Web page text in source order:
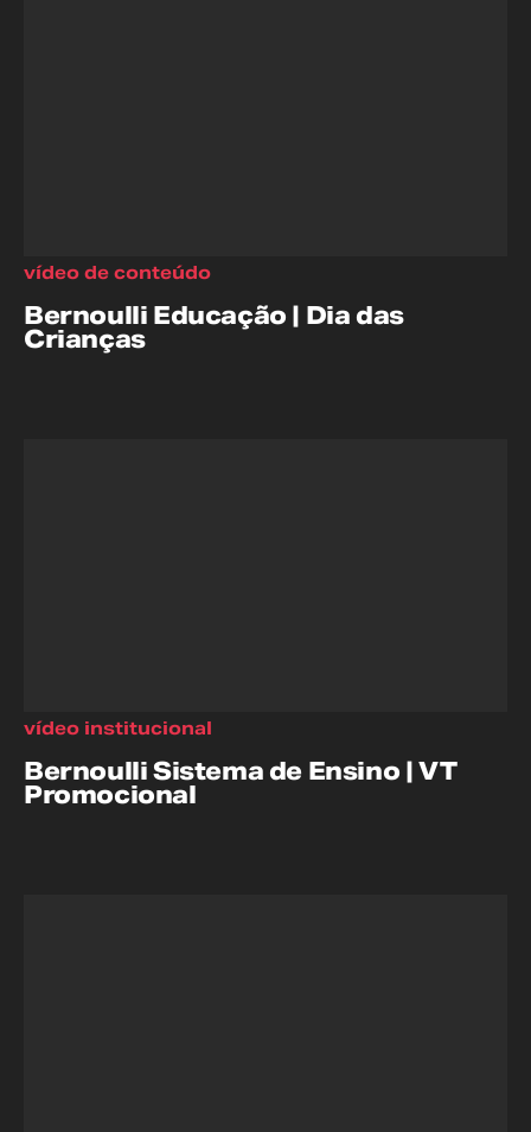
Bernoulli Educação | Dia das
Crianças
vídeo de conteúdo
Bernoulli Sistema de Ensino | VT
Promocional
vídeo institucional